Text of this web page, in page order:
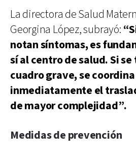
La directora de Salud
Georgina López, subrayó:
notan síntomas, es
sí al centro de salud. Si
cuadro grave, se coordina
inmediatamente el
de mayor complejidad”.
Medidas de prevención